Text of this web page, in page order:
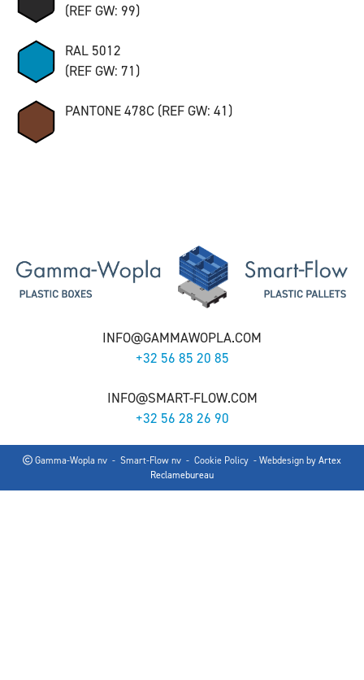
(REF GW: 99)
RAL 5012
(REF GW: 71)
PANTONE 478C (REF GW: 41)
INFO@GAMMAWOPLA.COM
+32 56 85 20 85
INFO@SMART-FLOW.COM
+32 56 28 26 90
Gamma-Wopla nv - Smart-Flow nv - Cookie Policy - Webdesign byArtex
Reclamebureau